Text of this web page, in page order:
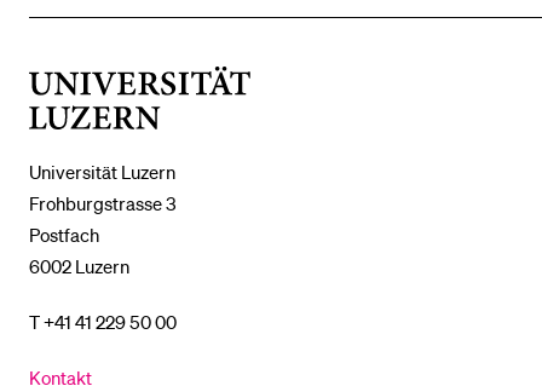
Universität Luzern
Frohburgstrasse 3
Postfach
6002 Luzern
T +41 41 229 50 00
Kontakt
DAS